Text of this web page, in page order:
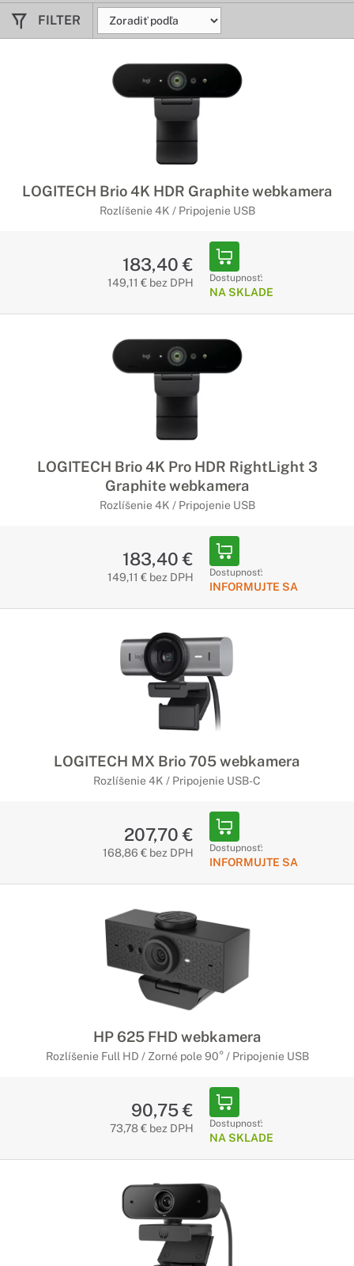
FILTER
LOGITECH Brio 4K HDR Graphite webkamera
Rozlíšenie 4K / Pripojenie USB
183,40 €
149,11 € bez DPH Dostupnosť:
NA SKLADE
LOGITECH Brio 4K Pro HDR RightLight 3
Graphite webkamera
Rozlíšenie 4K / Pripojenie USB
183,40 €
149,11 € bez DPH Dostupnosť:
INFORMUJTE SA
LOGITECH MX Brio 705 webkamera
Rozlíšenie 4K / Pripojenie USB-C
207,70 €
168,86 € bez DPH Dostupnosť:
INFORMUJTE SA
HP 625 FHD webkamera
Rozlíšenie Full HD / Zorné pole 90° / Pripojenie USB
90,75 €
73,78 € bez DPH Dostupnosť:
NA SKLADE